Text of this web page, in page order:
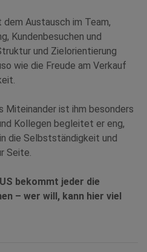
Austausch im Team,
Kundenbesuchen und
und Zielorientierung
wie die Freude am Verkauf
Miteinander ist ihm besonders
Kollegen begleitet er eng,
die Selbstständigkeit und
Seite.
bekommt jeder die
– wer will, kann hier viel